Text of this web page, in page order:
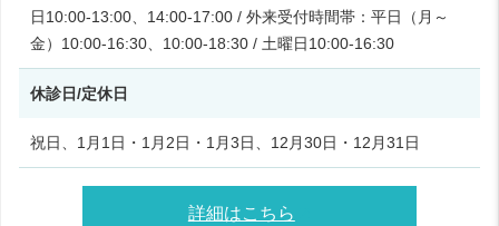
日10:00-13:00、14:00-17:00 / 外来受付時間帯：平日（月～
金）10:00-16:30、10:00-18:30 / 土曜日10:00-16:30
休診日/定休日
祝日、1月1日・1月2日・1月3日、12月30日・12月31日
詳細はこちら